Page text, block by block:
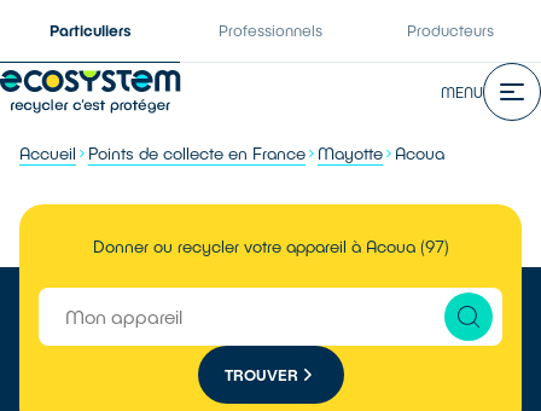
Particuliers Professionnels Producteurs
MENU
Accueil Points de collecte en France Mayotte Acoua
Donner ou recycler votre appareil à Acoua (97)
TROUVER